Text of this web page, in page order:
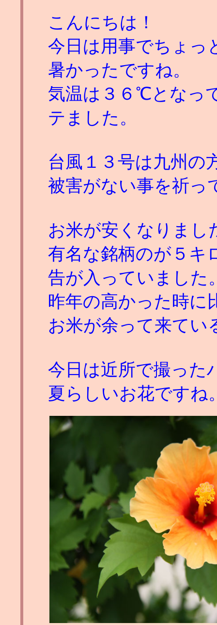
こんにちは！
今日は用事でちょっ
暑かったですね。
気温は３６℃となっ
テました。
台風１３号は九州の
被害がない事を祈っ
お米が安くなりまし
有名な銘柄のが５キ
告が入っていました
昨年の高かった時に
お米が余って来てい
今日は近所で撮った
夏らしいお花ですね